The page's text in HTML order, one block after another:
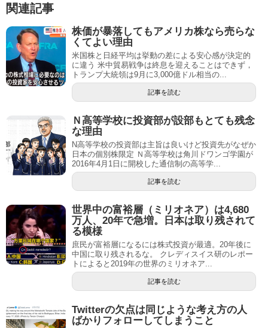
関連記事
株価が暴落してもアメリカ株なら売らな
くてよい理由
米国株と日経平均は挙動の差による安心感が決定的
に違う 米中貿易戦争は終息を迎えることはできず，
トランプ大統領は9月に3,000億ドル相当の...
記事を読む
Ｎ高等学校に投資部が設部もとても残念
な理由
N高等学校の投資部は主旨は良いけど投資先がなぜか
日本の個別株限定 Ｎ高等学校は角川ドワンゴ学園が
2016年4月1日に開校した通信制の高等学...
記事を読む
世界中の富裕層（ミリオネア）は4,680
万人、20年で急増。日本は取り残されて
る模様
庶民が富裕層になるには株式投資が最適。20年後に
中国に取り残されるな。 クレディスイス研のレポー
トによると2019年の世界のミリオネア...
記事を読む
Twitterの欠点は同じような考え方の人
ばかりフォローしてしまうこと